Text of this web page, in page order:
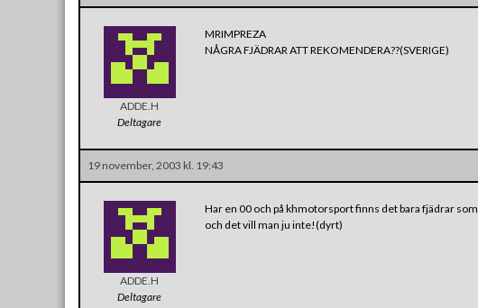
ADDE.H
Deltagare
MRIMPREZA
NÅGRA FJÄDRAR ATT REKOMENDERA??(SVERIGE)
19 november, 2003 kl. 19:43
ADDE.H
Deltagare
Har en 00 och på khmotorsport finns det bara fjädrar
och det vill man ju inte!(dyrt)